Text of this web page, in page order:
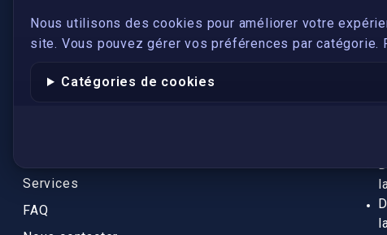
Nous utilisons des cookies pour améliorer votre
site. Vous pouvez gérer vos préférences par catégorie.
Catégories de cookies
S'inscrire
Qui sommes-nous ?
Conformité
Services
FAQ